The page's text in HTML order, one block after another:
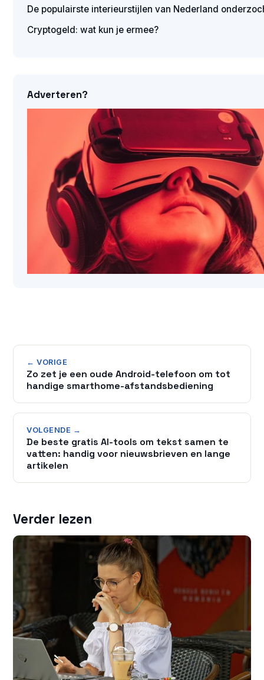
De populairste interieurstijlen van Nederland
Cryptogeld: wat kun je ermee?
Adverteren?
← VORIGE
Zo zet je een oude Android-telefoon om tot
handige smarthome-afstandsbediening
VOLGENDE →
De beste gratis AI-tools om tekst samen te
vatten: handig voor nieuwsbrieven en lange
artikelen
Verder lezen